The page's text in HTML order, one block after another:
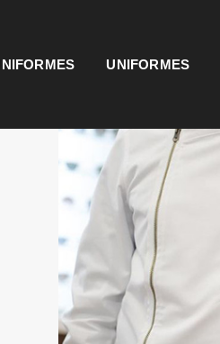
UNIFORMES